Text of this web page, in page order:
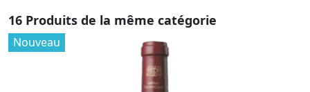
16 Produits de la même catégorie
Nouveau